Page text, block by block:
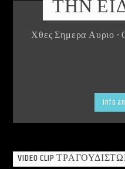
ΤΗΝ
Χθες Σημερα Αυριο -
Info
VIDEO CLIP